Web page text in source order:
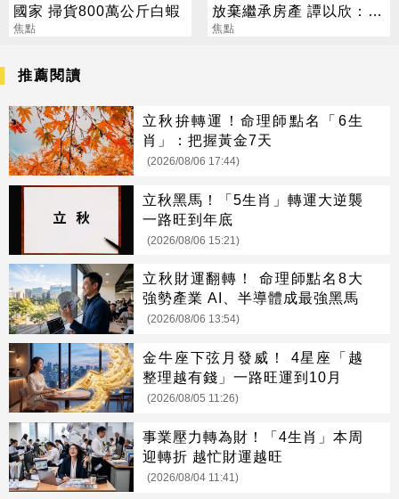
國家 掃貨800萬公斤白蝦
焦點
放棄繼承房產 譚以欣：不
實內容二次傷害
焦點
推薦閱讀
立秋拚轉運！命理師點名「6生
肖」：把握黃金7天
(2026/08/06 17:44)
立秋黑馬！「5生肖」轉運大逆襲
一路旺到年底
(2026/08/06 15:21)
立秋財運翻轉！ 命理師點名8大
強勢產業 AI、半導體成最強黑馬
(2026/08/06 13:54)
金牛座下弦月發威！ 4星座「越
整理越有錢」一路旺運到10月
(2026/08/05 11:26)
事業壓力轉為財！「4生肖」本周
迎轉折 越忙財運越旺
(2026/08/04 11:41)